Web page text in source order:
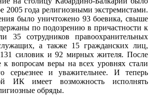
2005 года религиозными экстремистами.
было уничтожено 93 боевика, свыше
по подозрению в причастности к
35 сотрудников правоохранительных
а также 15 гражданских лиц,
силовик и 92 мирных жителя. После
к вопросам веры на всех уровнях стали
серьезнее и уважительнее. И теперь
ИК имеет возможность исполнять
обряды.